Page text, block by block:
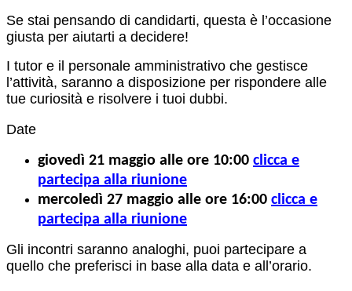
Se stai pensando di candidarti, questa è l’occasione
giusta per aiutarti a decidere!
I tutor e il personale amministrativo che gestisce
l’attività, saranno a disposizione per rispondere alle
tue curiosità e risolvere i tuoi dubbi.
Date
giovedì 21 maggio alle ore 10:00 clicca e
partecipa alla riunione
mercoledì 27 maggio alle ore 16:00 clicca e
partecipa alla riunione
Gli incontri saranno analoghi, puoi partecipare a
quello che preferisci in base alla data e all’orario.